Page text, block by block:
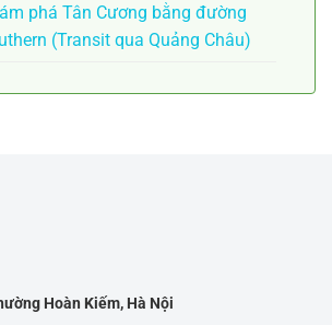
phá Tân Cương bằng đường
(Transit qua Quảng Châu)
Hoàn Kiếm, Hà Nội